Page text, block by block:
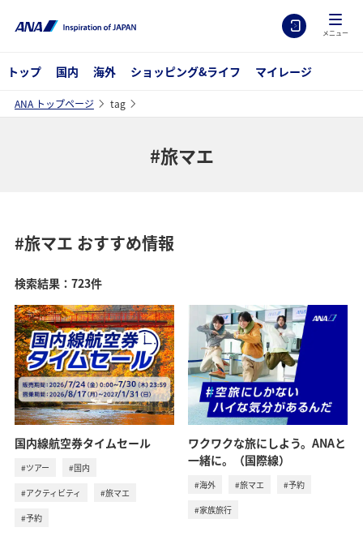
メニュー
トップ 国内 海外 ショッピング&ライフ マイレージ
ANA トップページ tag
#旅マエ
#旅マエ おすすめ情報
検索結果：723件
国内線航空券タイムセール
#ツアー #国内
#アクティビティ #旅マエ
#予約
ワクワクな旅にしよう。ANAと
一緒に。（国際線）
#海外 #旅マエ #予約
#家族旅行